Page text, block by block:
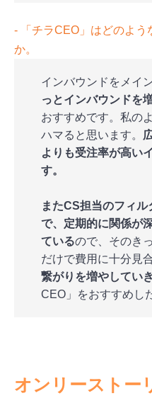
‐ 「チラCEO」はどのよ
か。
インバウンドをメイ
っとインバウンドを
おすすめです。私の
ハマると思います。
よりも受注率が高い
す。
またCS担当のフィ
で、定期的に関係が
ているので、そのき
だけで費用に十分見
繋がりを増やしてい
CEO」をおすすめし
オンリーストー